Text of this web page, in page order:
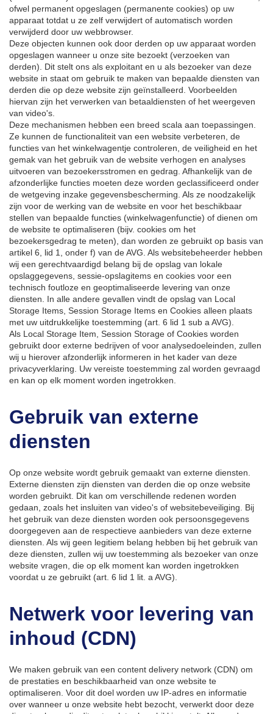
ofwel permanent opgeslagen (permanente cookies) op uw
apparaat totdat u ze zelf verwijdert of automatisch worden
verwijderd door uw webbrowser.
Deze objecten kunnen ook door derden op uw apparaat worden
opgeslagen wanneer u onze site bezoekt (verzoeken van
derden). Dit stelt ons als exploitant en u als bezoeker van deze
website in staat om gebruik te maken van bepaalde diensten van
derden die op deze website zijn geïnstalleerd. Voorbeelden
hiervan zijn het verwerken van betaaldiensten of het weergeven
van video's.
Deze mechanismen hebben een breed scala aan toepassingen.
Ze kunnen de functionaliteit van een website verbeteren, de
functies van het winkelwagentje controleren, de veiligheid en het
gemak van het gebruik van de website verhogen en analyses
uitvoeren van bezoekersstromen en gedrag. Afhankelijk van de
afzonderlijke functies moeten deze worden geclassificeerd onder
de wetgeving inzake gegevensbescherming. Als ze noodzakelijk
zijn voor de werking van de website en voor het beschikbaar
stellen van bepaalde functies (winkelwagenfunctie) of dienen om
de website te optimaliseren (bijv. cookies om het
bezoekersgedrag te meten), dan worden ze gebruikt op basis van
artikel 6, lid 1, onder f) van de AVG. Als websitebeheerder hebben
wij een gerechtvaardigd belang bij de opslag van lokale
opslaggegevens, sessie-opslagitems en cookies voor een
technisch foutloze en geoptimaliseerde levering van onze
diensten. In alle andere gevallen vindt de opslag van Local
Storage Items, Session Storage Items en Cookies alleen plaats
met uw uitdrukkelijke toestemming (art. 6 lid 1 sub a AVG).
Als Local Storage Item, Session Storage of Cookies worden
gebruikt door externe bedrijven of voor analysedoeleinden, zullen
wij u hierover afzonderlijk informeren in het kader van deze
privacyverklaring. Uw vereiste toestemming zal worden gevraagd
en kan op elk moment worden ingetrokken.
Gebruik van externe
diensten
Op onze website wordt gebruik gemaakt van externe diensten.
Externe diensten zijn diensten van derden die op onze website
worden gebruikt. Dit kan om verschillende redenen worden
gedaan, zoals het insluiten van video's of websitebeveiliging. Bij
het gebruik van deze diensten worden ook persoonsgegevens
doorgegeven aan de respectieve aanbieders van deze externe
diensten. Als wij geen legitiem belang hebben bij het gebruik van
deze diensten, zullen wij uw toestemming als bezoeker van onze
website vragen, die op elk moment kan worden ingetrokken
voordat u ze gebruikt (art. 6 lid 1 lit. a AVG).
Netwerk voor levering van
inhoud (CDN)
We maken gebruik van een content delivery network (CDN) om
de prestaties en beschikbaarheid van onze website te
optimaliseren. Voor dit doel worden uw IP-adres en informatie
over wanneer u onze website hebt bezocht, verwerkt door deze